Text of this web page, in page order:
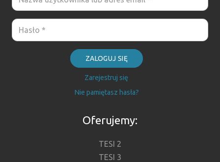
ZALOGUJ SIĘ
Zarejestruj się
Nie pamiętasz hasła?
Oferujemy:
TESI 2
TESI 3